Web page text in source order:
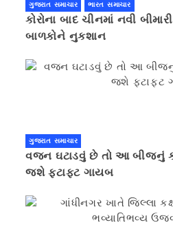
ગુજરાત સમાચાર ભારત સમાચાર
કોરોના બાદ ચીનમાં નવી
બાળકોને નુકશાન
ગુજરાત સમાચાર
વજન ઘટાડવું છે તો આ બીજનું
જશે ફટાફટ ગાયબ